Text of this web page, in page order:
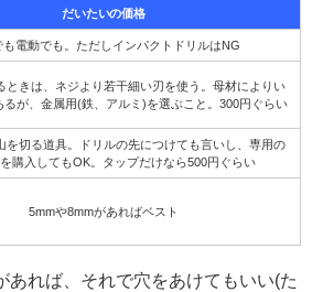
だいたいの価格
も電動でも。ただしインパクトドリルはNG
ときは、ネジより若干細い刃を使う。母材によりい
るが、金属用(鉄、アルミ)を選ぶこと。300円ぐらい
を切る道具。ドリルの先につけても言いし、専用の
購入してもOK。タップだけなら500円ぐらい
5mmや8mmがあればベスト
れば、それで穴をあけてもいい(た